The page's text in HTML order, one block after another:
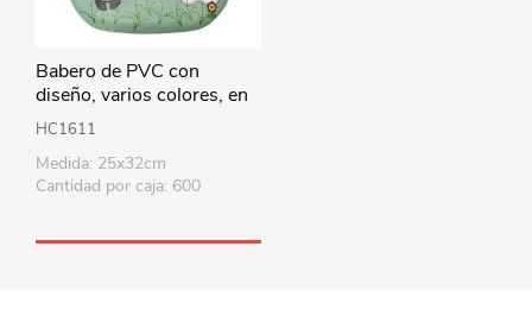
Babero de PVC con
diseño, varios colores, en
bolsa
HC1611
Medida: 25x32cm
Cantidad por caja: 600